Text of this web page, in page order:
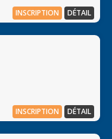
INSCRIPTION DÉTAIL
INSCRIPTION DÉTAIL